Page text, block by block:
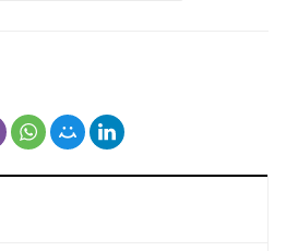
казахстанец заплатит из своего
для использования пенсионных